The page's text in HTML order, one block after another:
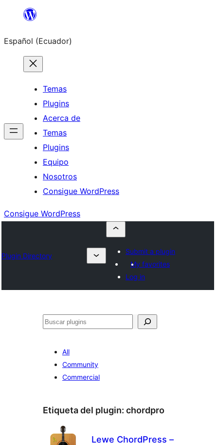
Saltar
contenido
Español (Ecuador)
Temas
Plugins
Acerca de
Temas
Plugins
Equipo
Nosotros
Consigue WordPress
Consigue WordPress
Plugin Directory
Submit a plugin
My favorites
Log in
Buscar
All
Community
Commercial
Etiqueta del plugin: chordpro
Lewe ChordPress –